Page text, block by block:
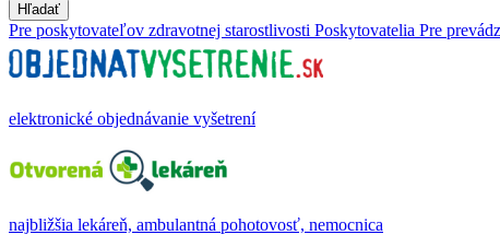
Hľadať
Pre poskytovateľov zdravotnej starostlivosti Poskytovatelia Pre
elektronické objednávanie vyšetrení
najbližšia lekáreň, ambulantná pohotovosť, nemocnica